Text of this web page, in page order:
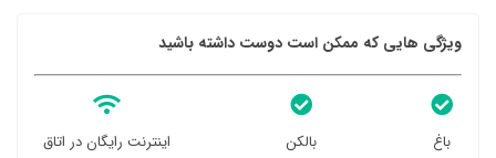
ویژگی هایی که ممکن است دوست داشته باشید
باغ بالکن اینترنت رایگان در اتاق